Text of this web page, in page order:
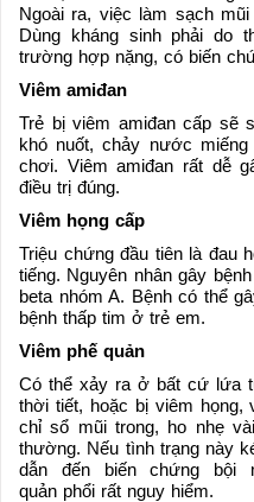
Ngoài ra, việc làm sạch
Dùng kháng sinh phải do
trường hợp nặng, có biến
Viêm amiđan
Trẻ bị viêm amiđan cấp sẽ
khó nuốt, chảy nước
chơi. Viêm amiđan rất dễ
điều trị đúng.
Viêm họng cấp
Triệu chứng đầu tiên là đau
tiếng. Nguyên nhân gây
beta nhóm A. Bệnh có thể
bệnh thấp tim ở trẻ em.
Viêm phế quản
Có thể xảy ra ở bất cứ lứa
thời tiết, hoặc bị viêm họng,
chỉ sổ mũi trong, ho nhẹ
thường. Nếu tình trạng này
dẫn đến biến chứng
quản phổi rất nguy hiểm.